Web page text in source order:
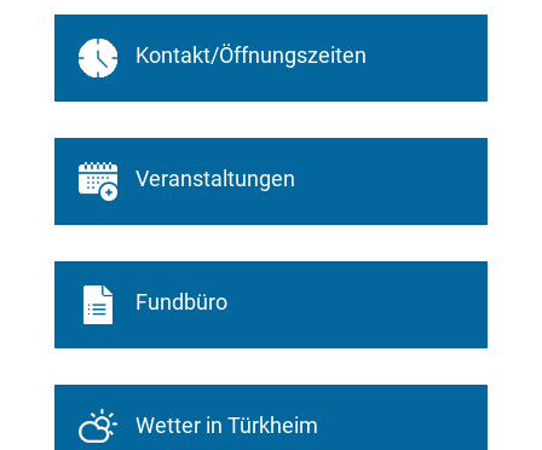
Kontakt/Öffnungszeiten
Veranstaltungen
Fundbüro
Wetter in Türkheim